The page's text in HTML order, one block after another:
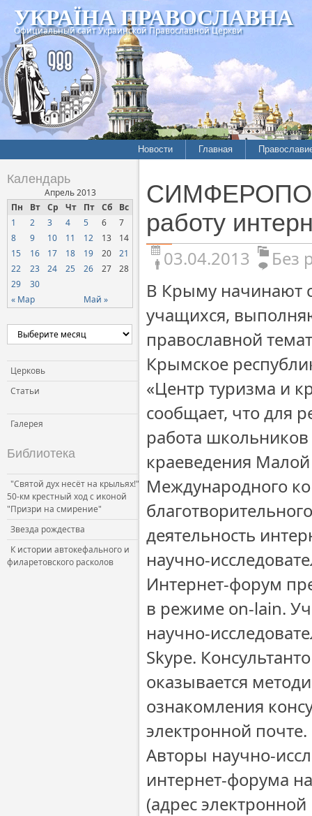
УКРАЇНА ПРАВОСЛАВНА
Официальный сайт Украинской Православной Церкви
Новости Главная
Календарь
Апрель 2013
Пн
Вт Ср Чт Пт Сб Вс
« Мар Май »
1 2 3 4 5 6
7
8
9 10 11 12 13
14
15
16 17 18 19 20
21
22
23 24 25 26 27
28
29
30
Церковь
Статьи
Галерея
Библиотека
"Святой дух несёт на крыльях!"
50-км крестный ход с иконой
"Призри на смирение"
Звезда рождества
К истории автокефального и
филаретовского расколов
работу
03.04.2013
Без
В Крыму начинают
учащихся,
православной
Крымское
«Центр туризма и
сообщает, что для
работа
краеведения
Международного
деятельность
научно-
Интернет-форум
в режиме on-lain.
научно-
Skype.
оказывается
ознакомления
электронной почте.
Авторы научно-
интернет-форума
(адрес